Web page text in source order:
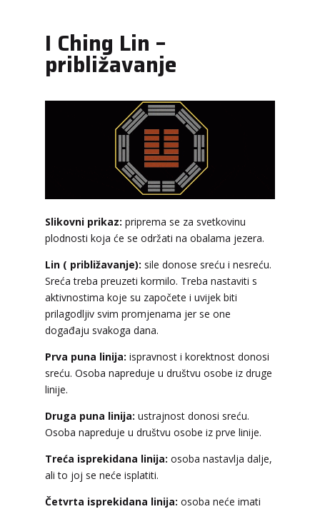
I Ching Lin –
približavanje
Slikovni prikaz: priprema se za svetkovinu
plodnosti koja će se održati na obalama jezera.
Lin ( približavanje): sile donose sreću i nesreću.
Sreća treba preuzeti kormilo. Treba nastaviti s
aktivnostima koje su započete i uvijek biti
prilagodljiv svim promjenama jer se one
događaju svakoga dana.
Prva puna linija: ispravnost i korektnost donosi
sreću. Osoba napreduje u društvu osobe iz druge
linije.
Druga puna linija: ustrajnost donosi sreću.
Osoba napreduje u društvu osobe iz prve linije.
Treća isprekidana linija: osoba nastavlja dalje,
ali to joj se neće isplatiti.
Četvrta isprekidana linija: osoba neće imati
LUCIJA/ Kod #136
TEHNIKE:sudbinske karte, anđeoske poruke
tel:0,93€ - mob:1,12€ min
ELA/ Kod 151
Tarot savjetnik je slobodan